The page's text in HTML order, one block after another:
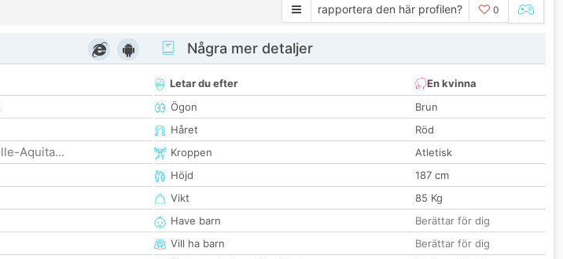
rapportera den här profilen? 0
Aquita...
Några mer detaljer
Letar du efter
En kvinna
Ögon
Brun
Håret
Röd
Kroppen
Atletisk
Höjd
187 cm
Vikt
85 Kg
Have barn
Berättar för dig
Vill ha barn
Berättar för dig